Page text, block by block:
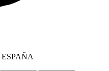
ESPAÑA